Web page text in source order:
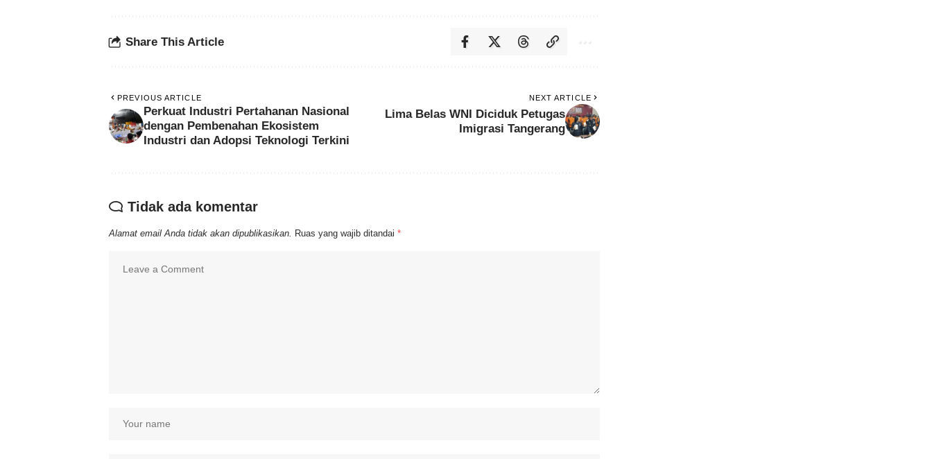
Share This Article
PREVIOUS ARTICLE
Perkuat Industri Pertahanan Nasional
dengan Pembenahan Ekosistem
Industri dan Adopsi Teknologi Terkini
NEXT ARTICLE
Lima Belas WNI Diciduk Petugas
Imigrasi Tangerang
Tidak ada komentar
Alamat email Anda tidak akan dipublikasikan. Ruas yang wajib ditandai *